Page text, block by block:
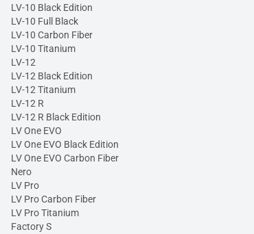
LV-10 Black Edition
LV-10 Full Black
LV-10 Carbon Fiber
LV-10 Titanium
LV-12
LV-12 Black Edition
LV-12 Titanium
LV-12 R
LV-12 R Black Edition
LV One EVO
LV One EVO Black Edition
LV One EVO Carbon Fiber
Nero
LV Pro
LV Pro Carbon Fiber
LV Pro Titanium
Factory S